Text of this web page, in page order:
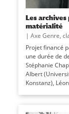
Les
matérialité
| Axe Genre,
Projet financé
une durée de
Stéphanie
Albert
Konstanz),